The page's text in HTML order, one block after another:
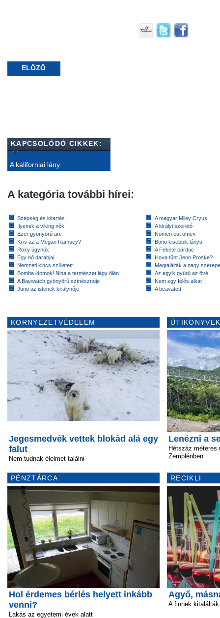
ELŐZŐ
KAPCSOLÓDÓ CIKKEK:
A kaliforniai lány
A kategória további hírei:
Szépség és kitartás
Ilyenek a viking nők
Ezer gyönyörű arc
Ki is az a Megan Ramsey?
Roxy ügynök
Egy nő darabjai
Nemzeti kincs született
Bomba idomok! Nina a természet lágy ölén
A Baywatch gyönyörű színésznője
Juno az istenek királynője
A magyar Miley Cryus
A királyi szerető
Nomen est omen
Bono kisebbik lánya
A Fekete párduc
Hova tűnt Jenn Proske?
Megtalálták a nagy
Az egyik gyűrű az övé
Nem egy félős alkat
A beavatott
KÖRNYEZETVÉDELEM
Jegesmedvék vettek blokád alá egy
falut
Nem tudnak élelmet találni
PÉNZTÁRCA
Hol érdemes bérlés helyett inkább
venni?
Lakás az egyetemi évek alatt
Lenézni a
Hétszáz méteres
Zemplénben
RECIKLI
Agyő,
A finnek kitalálták